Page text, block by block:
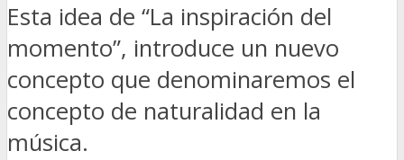
Esta idea de “La inspiración del
momento”, introduce un nuevo
concepto que denominaremos el
concepto de naturalidad en la
música.